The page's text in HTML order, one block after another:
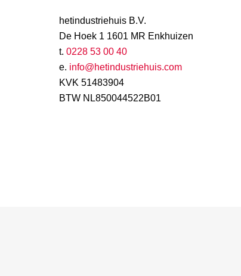
hetindustriehuis B.V.
De Hoek 1 1601 MR Enkhuizen
t. 0228 53 00 40
e. info@hetindustriehuis.com
KVK 51483904
BTW NL850044522B01